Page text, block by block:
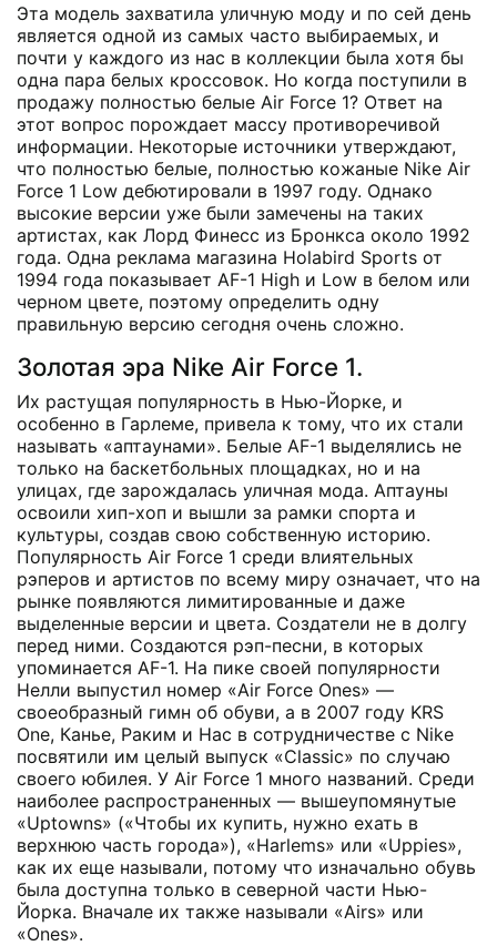
Эта модель захватила уличную моду и по сей день
является одной из самых часто выбираемых, и
почти у каждого из нас в коллекции была хотя бы
одна пара белых кроссовок. Но когда поступили в
продажу полностью белые Air Force 1? Ответ на
этот вопрос порождает массу противоречивой
информации. Некоторые источники утверждают,
что полностью белые, полностью кожаные Nike Air
Force 1 Low дебютировали в 1997 году. Однако
высокие версии уже были замечены на таких
артистах, как Лорд Финесс из Бронкса около 1992
года. Одна реклама магазина Holabird Sports от
1994 года показывает AF-1 High и Low в белом или
черном цвете, поэтому определить одну
правильную версию сегодня очень сложно.
Золотая эра Nike Air Force 1.
Их растущая популярность в Нью-Йорке, и
особенно в Гарлеме, привела к тому, что их стали
называть «аптаунами». Белые AF-1 выделялись не
только на баскетбольных площадках, но и на
улицах, где зарождалась уличная мода. Аптауны
освоили хип-хоп и вышли за рамки спорта и
культуры, создав свою собственную историю.
Популярность Air Force 1 среди влиятельных
рэперов и артистов по всему миру означает, что на
рынке появляются лимитированные и даже
выделенные версии и цвета. Создатели не в долгу
перед ними. Создаются рэп-песни, в которых
упоминается AF-1. На пике своей популярности
Нелли выпустил номер «Air Force Ones» —
своеобразный гимн об обуви, а в 2007 году KRS
One, Канье, Раким и Нас в сотрудничестве с Nike
посвятили им целый выпуск «Classic» по случаю
своего юбилея. У Air Force 1 много названий. Среди
наиболее распространенных — вышеупомянутые
«Uptowns» («Чтобы их купить, нужно ехать в
верхнюю часть города»), «Harlems» или «Uppies»,
как их еще называли, потому что изначально обувь
была доступна только в северной части Нью-
Йорка. Вначале их также называли «Airs» или
«Ones».